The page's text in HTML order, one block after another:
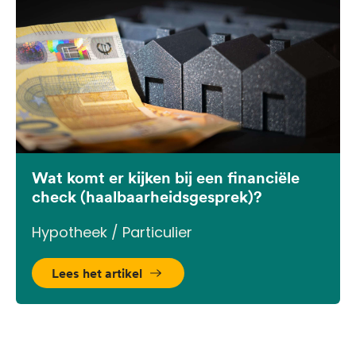
Wat komt er kijken bij een financiële
check (haalbaarheidsgesprek)?
Hypotheek / Particulier
Lees het artikel